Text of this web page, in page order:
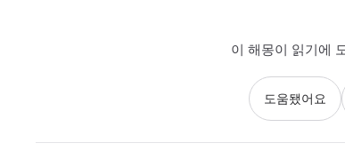
이 해몽이 읽기에
도움됐어요